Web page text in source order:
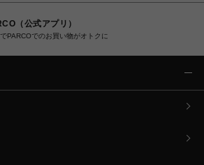
（公式アプリ）
PARCOでのお買い物がオトクに